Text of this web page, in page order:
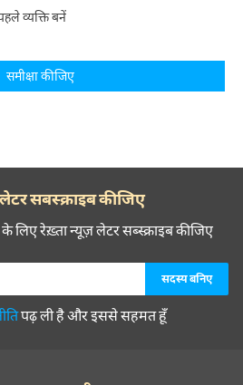
व्यक्ति बनें
समीक्षा कीजिए
सबस्क्राइब कीजिए
के लिए रेख़्ता न्यूज़ लेटर सब्स्क्राइब कीजिए
पढ़ ली है और इससे सहमत हूँ